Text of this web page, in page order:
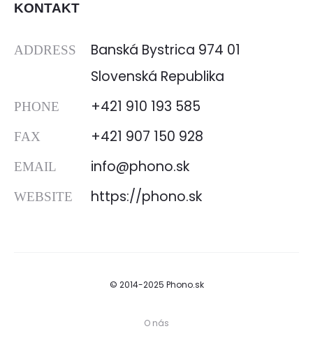
KONTAKT
ADDRESS
Banská Bystrica 974 01
Slovenská Republika
PHONE +421 910 193 585
FAX +421 907 150 928
EMAIL info@phono.sk
WEBSITE https://phono.sk
© 2014-2025 Phono.sk
O nás